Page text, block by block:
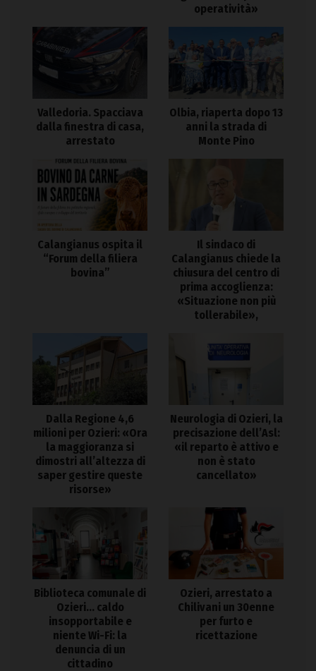
operatività»
Valledoria. Spacciava
dalla finestra di casa,
arrestato
Olbia, riaperta dopo 13
anni la strada di
Monte Pino
Calangianus ospita il
“Forum della filiera
bovina”
Il sindaco di
Calangianus chiede la
chiusura del centro di
prima accoglienza:
«Situazione non più
tollerabile»,
Dalla Regione 4,6
milioni per Ozieri: «Ora
la maggioranza si
dimostri all’altezza di
saper gestire queste
risorse»
Neurologia di Ozieri, la
precisazione dell’Asl:
«il reparto è attivo e
non è stato
cancellato»
Biblioteca comunale di
Ozieri… caldo
insopportabile e
niente Wi-Fi: la
denuncia di un
cittadino
Ozieri, arrestato a
Chilivani un 30enne
per furto e
ricettazione